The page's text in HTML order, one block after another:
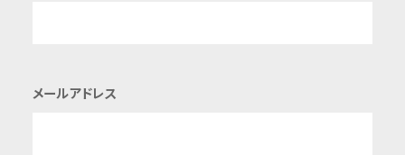
メールアドレス